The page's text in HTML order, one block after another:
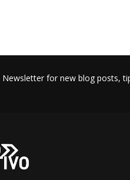
Newsletter for new blog posts,